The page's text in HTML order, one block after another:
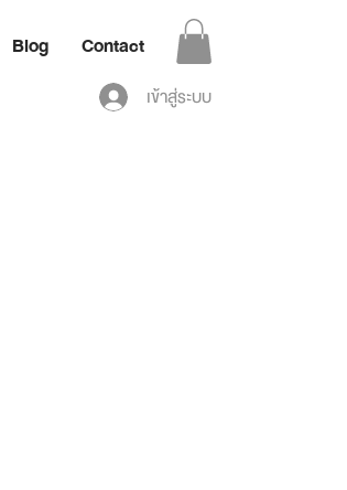
Blog Contact
เข้าสู่ระบบ